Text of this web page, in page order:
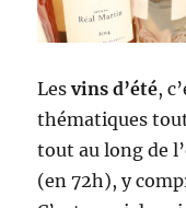
Lesvins d’été,
thématiques
tout au long de
(en 72h), y